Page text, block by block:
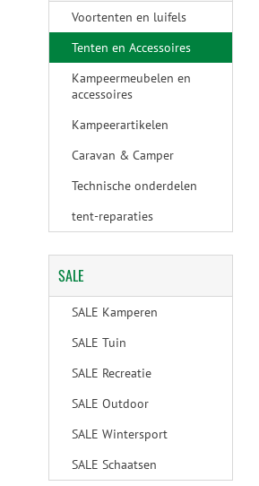
Voortenten en luifels
Tenten en Accessoires
Kampeermeubelen en
accessoires
Kampeerartikelen
Caravan & Camper
Technische onderdelen
tent-reparaties
SALE
SALE Kamperen
SALE Tuin
SALE Recreatie
SALE Outdoor
SALE Wintersport
SALE Schaatsen